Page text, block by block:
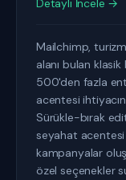
Detaylı İncele →
Mailchimp,
alanı bulan
500'den fazla
acentesi
Sürükle-bırak
seyahat
kampanyalar
özel seçenekler